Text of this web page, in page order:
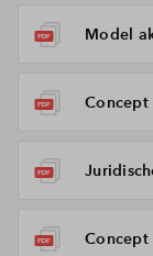
Model
Concept
Concept